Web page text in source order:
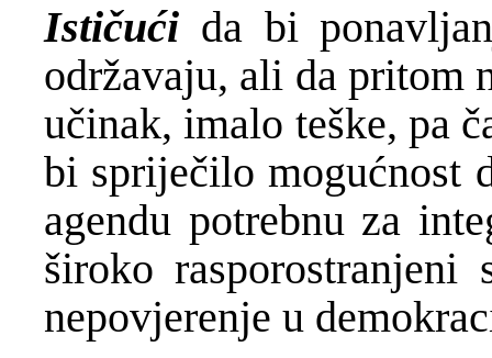
Ističući da bi
održavaju, ali da pritom
učinak, imalo teške, pa
bi spriječilo mogućnost
agendu potrebnu za
široko
nepovjerenje u